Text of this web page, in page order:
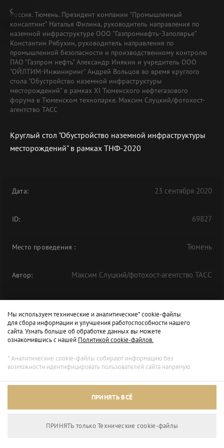
Россия. Тюмень. Президент компании "Промышленный
консалтинг" Наталья Филина, руководитель направления по
наземной инфраструктуре ООО "Газпромнефть-Заполярье"
Константин Рябухин, руководитель направления по
промышленной безопасности и производственному контролю
ПАО "Газпром нефть" Александр Инякин и учредитель ООО
"ОЙЛТИМ-Инжиниринг" Андрей Вольцов во время круглого
стола "Обустройство наземной инфраструктуры
месторождений" в рамках XI Тюменского нефтегазового
форума в Тюменском технопарке. Максим Слуцкий/фотохост-
агентство ТАСС
Круглый стол "Обустройство наземной инфраструктуры
месторождений" в рамках ТНФ-2020
Дата: 23 сентября 2020
ID: 69827
Место проведения : Тюмень
Автор: Максим Слуцкий/фотохост-агентство ТАСС
Альбом:
Круглый стол "Обустройство наземной
инфраструктуры месторождений" в рамках
ТНФ-2020
Мы используем технические и аналитические* cookie-файлы
для сбора информации и улучшения работоспособности нашего
сайта. Узнать больше об обработке данных вы можете
ознакомившись с нашей Политикой cookie-файлов.
* Аналитические cookie-файлы собирают информацию без
возможности идентифицировать пользователей сайта напрямую.
ПРИНЯТЬ ВСЁ
ПРИНЯТЬ только Технические сookie-файлы